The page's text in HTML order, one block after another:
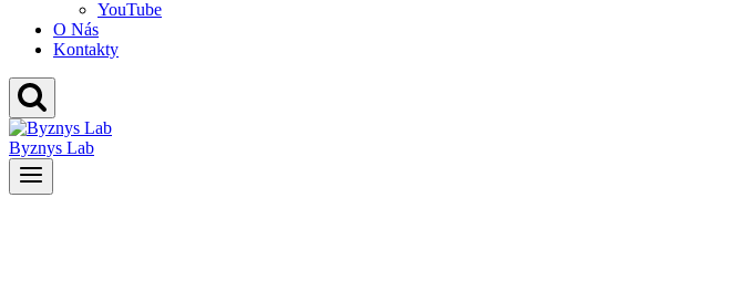
YouTube
O Nás
Kontakty
Byznys Lab